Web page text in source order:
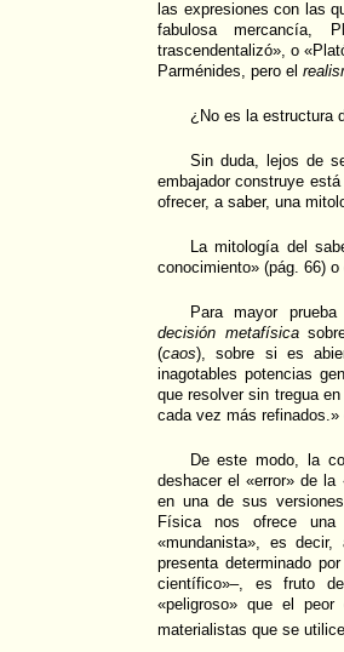
las expresiones con las
fabulosa
trascendentalizó», o
Parménides, pero el
¿No es la estructura
Sin duda, lejos de
embajador construye
ofrecer, a saber, una
La mitología del
conocimiento» (pág. 66)
Para mayor
decisión metafísica
(caos), sobre si es
inagotables potencias
que resolver sin tregua
cada vez más refinados.»
De este modo, la
deshacer el «error» de
en una de sus
Física nos ofrece
«mundanista», es
presenta determinado
científico»–, es fruto
«peligroso» que el
materialistas que se